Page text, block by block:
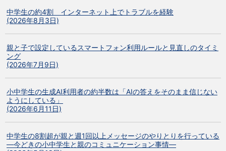
中学生の約4割 インターネット上でトラブルを経験
(2026年8月3日)
親と子で設定しているスマートフォン利用ルールと見直しのタイミ
ング
(2026年7月9日)
小中学生の生成AI利用者の約半数は「AIの答えをそのまま信じない
ようにしている」
(2026年6月11日)
中学生の8割超が親と週1回以上メッセージのやりとりを行っている
―今どきの小中学生と親のコミュニケーション事情―